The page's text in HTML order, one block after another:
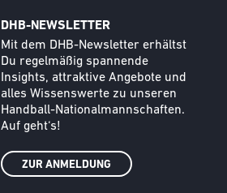
DHB-NEWSLETTER
Text
Mit dem DHB-Newsletter erhältst
Du regelmäßig spannende
Insights, attraktive Angebote und
alles Wissenswerte zu unseren
Handball-Nationalmannschaften.
Auf geht‘s!
ZUR ANMELDUNG